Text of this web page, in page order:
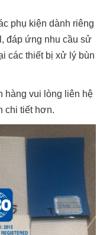
phụ kiện dành riêng
đáp ứng nhu cầu sử
các thiết bị xử lý bùn
hàng vui lòng liên hệ
chi tiết hơn.